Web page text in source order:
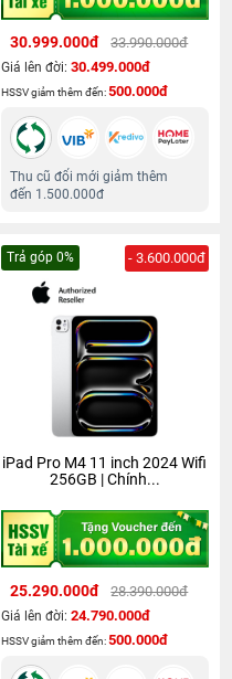
30.999.000đ 33.990.000đ
Giá lên đời: 30.499.000đ
HSSV giảm thêm đến:500.000đ
Thu cũ đổi mới giảm thêm
đến 1.500.000đ
Trả góp 0% - 3.600.000đ
iPad Pro M4 11 inch 2024 Wifi
256GB | Chính...
25.290.000đ 28.390.000đ
Giá lên đời: 24.790.000đ
HSSV giảm thêm đến:500.000đ